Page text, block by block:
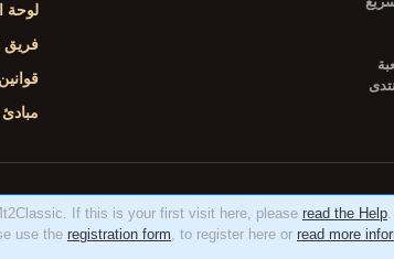
لوحة
فريق
If this is your first visit here, please read the Help
use the registration form, to register here or read more